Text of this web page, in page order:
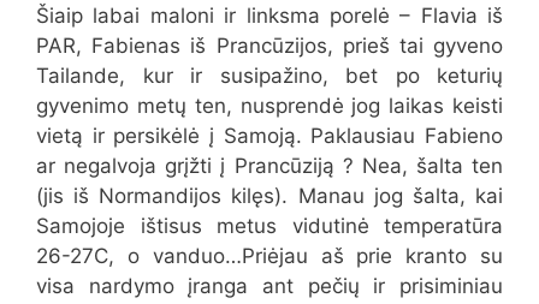
Šiaip labai maloni ir linksma porelė – Flavia iš
PAR, Fabienas iš Prancūzijos, prieš tai gyveno
Tailande, kur ir susipažino, bet po keturių
gyvenimo metų ten, nusprendė jog laikas keisti
vietą ir persikėlė į Samoją. Paklausiau Fabieno
ar negalvoja grįžti į Prancūziją ? Nea, šalta ten
(jis iš Normandijos kilęs). Manau jog šalta, kai
Samojoje ištisus metus vidutinė temperatūra
26-27C, o vanduo…Priėjau aš prie kranto su
visa nardymo įranga ant pečių ir prisiminiau